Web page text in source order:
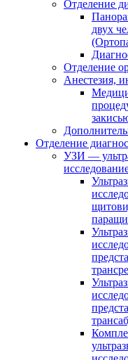
Отделение
двух
Отделение
Анестезия,
Отделение
УЗИ —